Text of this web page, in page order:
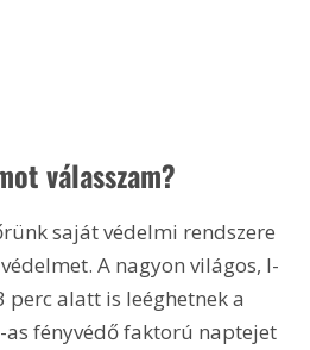
válasszam?
saját védelmi rendszere
A nagyon világos, I-
alatt is leéghetnek a
as fényvédő faktorú naptejet